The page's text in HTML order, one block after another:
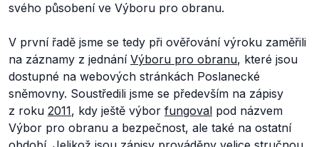
svého působení ve Výboru pro obranu.
V první řadě jsme se tedy při ověřování výroku zaměřili
na záznamy z jednání Výboru pro obranu, které jsou
dostupné na webových stránkách Poslanecké
sněmovny. Soustředili jsme se především na zápisy
z roku 2011, kdy ještě výbor fungoval pod názvem
Výbor pro obranu a bezpečnost, ale také na ostatní